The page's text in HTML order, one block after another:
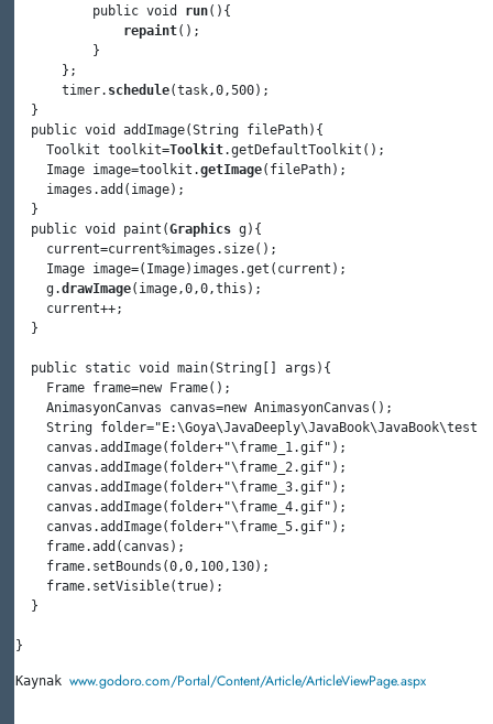
public void run(){
repaint();
          }
      };
      timer.
schedule(task,0,500);
  }
public void addImage(String filePath){
    Toolkit toolkit=
Toolkit.getDefaultToolkit ();
    Image image=toolkit.
getImage(filePath);
    images.
add (image);
  }
public void paint (Graphics g){
    current=current%images.
size();
    Image image=(Image)images.
get (current);
    g.
drawImage(image,0,0,this );
    current++;
  }
public static void main(String[] args){
    Frame frame=
new Frame();
    AnimasyonCanvas canvas=
new AnimasyonCanvas ();
    String folder=
"E:\Goya\JavaDeeply\JavaBook\JavaBook\test"
    canvas.
addImage(folder+"\frame_1.gif" );
    canvas.
addImage(folder+"\frame_2.gif" );
    canvas.
addImage(folder+"\frame_3.gif" );
    canvas.
addImage(folder+"\frame_4.gif" );
    canvas.
addImage(folder+"\frame_5.gif" );
    frame.
add (canvas);
    frame.
setBounds (0,0, 100, 130);
    frame.
setVisible(true);
  }
Kaynak www.godoro.com/Portal/Content/Article/ArticleViewPage.aspx